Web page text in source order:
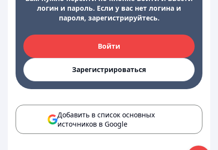
логин и пароль. Если у вас нет логина и
пароля, зарегистрируйтесь.
Войти
Зарегистрироваться
Добавить в список основных
источников в Google